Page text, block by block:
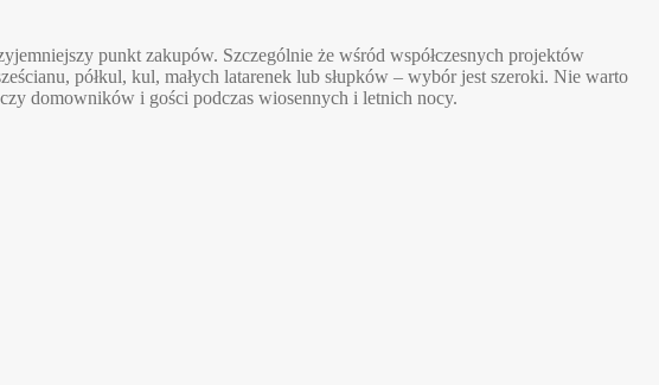
punkt zakupów. Szczególnie że wśród współczesnych projektów
półkul, kul, małych latarenek lub słupków – wybór jest szeroki. Nie warto
domowników i gości podczas wiosennych i letnich nocy.